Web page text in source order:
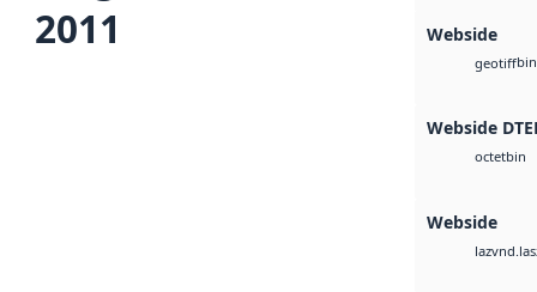
2011
Webside
geotiffbin
Webside
octetbin
Webside
laz